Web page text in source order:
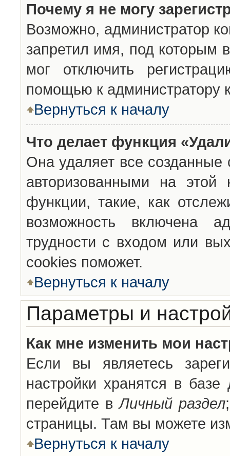
Почему я не могу
Возможно, администратор
запретил имя, под которым
мог отключить
помощью к администратору
Вернуться к началу
Что делает функция
Она удаляет все созданные
авторизованными на
функции, такие, как
возможность включена
трудности с входом или
cookies поможет.
Вернуться к началу
Параметры и
Как мне изменить мои
Если вы являетесь
настройки хранятся в
перейдите вЛичный раздел
страницы. Там вы можете
Вернуться к началу